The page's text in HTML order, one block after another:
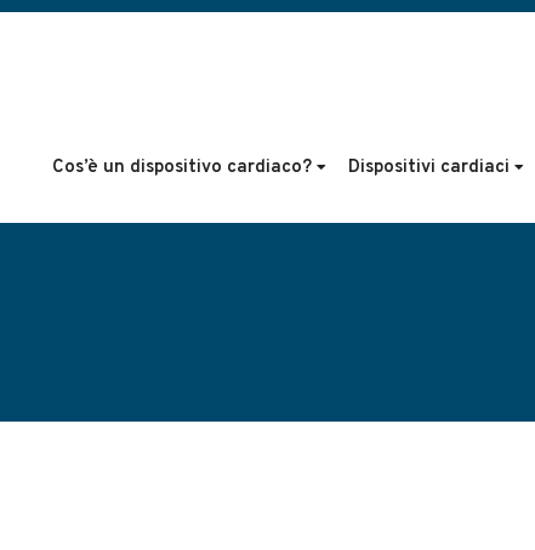
Cos’è un dispositivo cardiaco? Dispositivi cardiaci